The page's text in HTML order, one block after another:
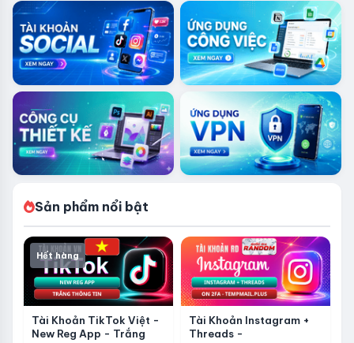
Sản phẩm nổi bật
Hết hàng
Tài Khoản TikTok Việt -
New Reg App - Trắng
Tài Khoản Instagram +
Threads -